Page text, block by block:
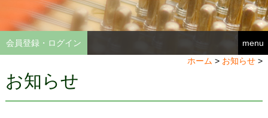
会員登録・ログイン
menu
ホーム > お知らせ >
お知らせ